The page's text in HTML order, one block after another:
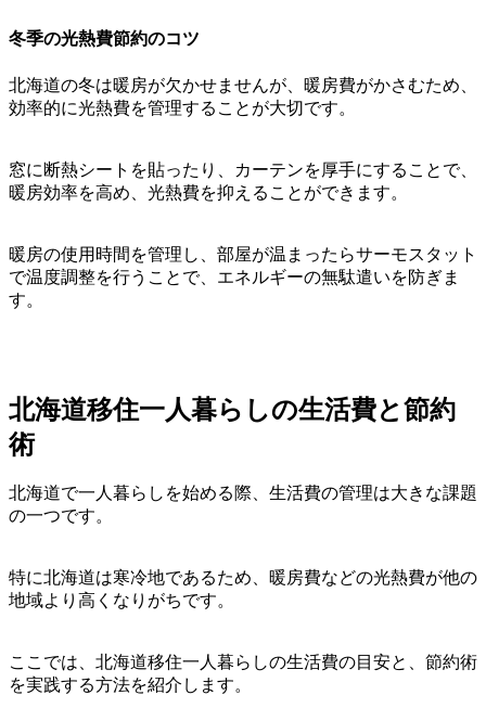
冬季の光熱費節約のコツ
北海道の冬は暖房が欠かせませんが、暖房費がかさむため、
効率的に光熱費を管理することが大切です。
窓に断熱シートを貼ったり、カーテンを厚手にすることで、
暖房効率を高め、光熱費を抑えることができます。
暖房の使用時間を管理し、部屋が温まったらサーモスタット
で温度調整を行うことで、エネルギーの無駄遣いを防ぎま
す。
北海道移住一人暮らしの生活費と節約
術
北海道で一人暮らしを始める際、生活費の管理は大きな課題
の一つです。
特に北海道は寒冷地であるため、暖房費などの光熱費が他の
地域より高くなりがちです。
ここでは、北海道移住一人暮らしの生活費の目安と、節約術
を実践する方法を紹介します。